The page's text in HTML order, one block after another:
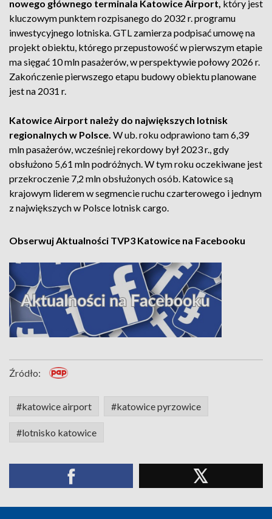
nowego głównego terminala Katowice Airport, który jest
kluczowym punktem rozpisanego do 2032 r. programu
inwestycyjnego lotniska. GTL zamierza podpisać umowę na
projekt obiektu, którego przepustowość w pierwszym etapie
ma sięgać 10 mln pasażerów, w perspektywie połowy 2026 r.
Zakończenie pierwszego etapu budowy obiektu planowane
jest na 2031 r.
Katowice Airport należy do największych lotnisk
regionalnych w Polsce. W ub. roku odprawiono tam 6,39
mln pasażerów, wcześniej rekordowy był 2023 r., gdy
obsłużono 5,61 mln podróżnych. W tym roku oczekiwane jest
przekroczenie 7,2 mln obsłużonych osób. Katowice są
krajowym liderem w segmencie ruchu czarterowego i jednym
z największych w Polsce lotnisk cargo.
Obserwuj Aktualności TVP3 Katowice na Facebooku
Źródło:
#katowice airport #katowice pyrzowice
#lotnisko katowice